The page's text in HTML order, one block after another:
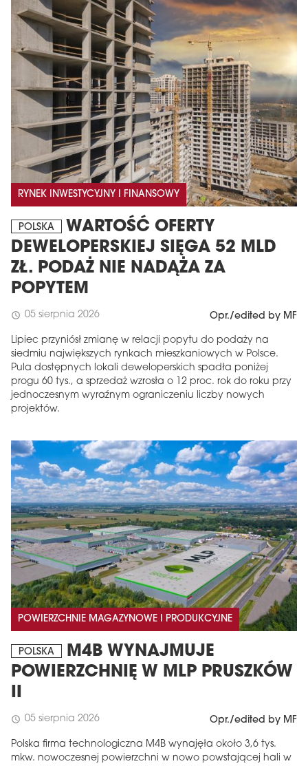
RYNEK INWESTYCYJNY I FINANSOWY
POLSKA
WARTOŚĆ OFERTY
DEWELOPERSKIEJ SIĘGA 52 MLD
ZŁ. PODAŻ NIE NADĄŻA ZA
POPYTEM
schedule 05 sierpnia 2026 Opr./edited by MF
Lipiec przyniósł zmianę w relacji popytu do podaży na
siedmiu największych rynkach mieszkaniowych w Polsce.
Pula dostępnych lokali deweloperskich spadła poniżej
progu 60 tys., a sprzedaż wzrosła o 12 proc. rok do roku przy
jednoczesnym wyraźnym ograniczeniu liczby nowych
projektów.
POWIERZCHNIE MAGAZYNOWE I PRODUKCYJNE
POLSKA
M4B WYNAJMUJE
POWIERZCHNIĘ W MLP PRUSZKÓW
II
schedule 05 sierpnia 2026 Opr./edited by MF
Polska firma technologiczna M4B wynajęła około 3,6 tys.
mkw. nowoczesnej powierzchni w nowo powstającej hali w